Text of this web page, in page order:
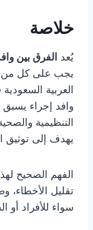
خلاصة
يُعد الفرق بين
يجب على كل من
العربية
وافد إجراء
التنظيمية
يهدف إلى توثيق
الفهم الصحيح
تقليل الأخطاء،
سواء للأفراد أو